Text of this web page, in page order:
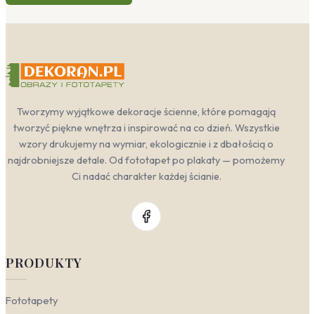
Tworzymy wyjątkowe dekoracje ścienne, które pomagają
tworzyć piękne wnętrza i inspirować na co dzień. Wszystkie
wzory drukujemy na wymiar, ekologicznie i z dbałością o
najdrobniejsze detale. Od fototapet po plakaty — pomożemy
Ci nadać charakter każdej ścianie.
PRODUKTY
Fototapety